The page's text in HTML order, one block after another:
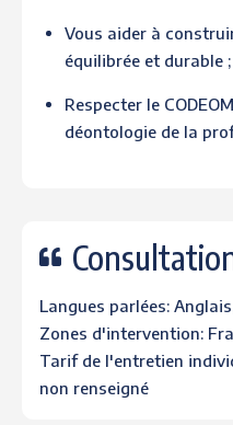
Vous aider à
équilibrée et durable ;
Respecter le
déontologie de la
Langues parlées:
Zones d'intervention:
Tarif de l'entretien
non renseigné